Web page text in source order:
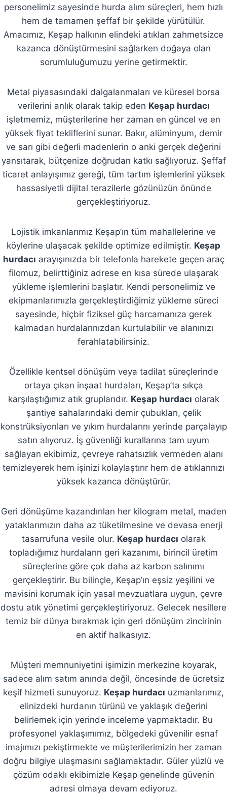
personelimiz sayesinde hurda alım süreçleri, hem hızlı
hem de tamamen şeffaf bir şekilde yürütülür.
Amacımız, Keşap halkının elindeki atıkları zahmetsizce
kazanca dönüştürmesini sağlarken doğaya olan
sorumluluğumuzu yerine getirmektir.
Metal piyasasındaki dalgalanmaları ve küresel borsa
verilerini anlık olarak takip eden Keşap hurdacı
işletmemiz, müşterilerine her zaman en güncel ve en
yüksek fiyat tekliflerini sunar. Bakır, alüminyum, demir
ve sarı gibi değerli madenlerin o anki gerçek değerini
yansıtarak, bütçenize doğrudan katkı sağlıyoruz. Şeffaf
ticaret anlayışımız gereği, tüm tartım işlemlerini yüksek
hassasiyetli dijital terazilerle gözünüzün önünde
gerçekleştiriyoruz.
Lojistik imkanlarımız Keşap’ın tüm mahallelerine ve
köylerine ulaşacak şekilde optimize edilmiştir. Keşap
hurdacı arayışınızda bir telefonla harekete geçen araç
filomuz, belirttiğiniz adrese en kısa sürede ulaşarak
yükleme işlemlerini başlatır. Kendi personelimiz ve
ekipmanlarımızla gerçekleştirdiğimiz yükleme süreci
sayesinde, hiçbir fiziksel güç harcamanıza gerek
kalmadan hurdalarınızdan kurtulabilir ve alanınızı
ferahlatabilirsiniz.
Özellikle kentsel dönüşüm veya tadilat süreçlerinde
ortaya çıkan inşaat hurdaları, Keşap’ta sıkça
karşılaştığımız atık gruplarıdır. Keşap hurdacı olarak
şantiye sahalarındaki demir çubukları, çelik
konstrüksiyonları ve yıkım hurdalarını yerinde parçalayıp
satın alıyoruz. İş güvenliği kurallarına tam uyum
sağlayan ekibimiz, çevreye rahatsızlık vermeden alanı
temizleyerek hem işinizi kolaylaştırır hem de atıklarınızı
yüksek kazanca dönüştürür.
Geri dönüşüme kazandırılan her kilogram metal, maden
yataklarımızın daha az tüketilmesine ve devasa enerji
tasarrufuna vesile olur. Keşap hurdacı olarak
topladığımız hurdaların geri kazanımı, birincil üretim
süreçlerine göre çok daha az karbon salınımı
gerçekleştirir. Bu bilinçle, Keşap’ın eşsiz yeşilini ve
mavisini korumak için yasal mevzuatlara uygun, çevre
dostu atık yönetimi gerçekleştiriyoruz. Gelecek nesillere
temiz bir dünya bırakmak için geri dönüşüm zincirinin
en aktif halkasıyız.
Müşteri memnuniyetini işimizin merkezine koyarak,
sadece alım satım anında değil, öncesinde de ücretsiz
keşif hizmeti sunuyoruz. Keşap hurdacı uzmanlarımız,
elinizdeki hurdanın türünü ve yaklaşık değerini
belirlemek için yerinde inceleme yapmaktadır. Bu
profesyonel yaklaşımımız, bölgedeki güvenilir esnaf
imajımızı pekiştirmekte ve müşterilerimizin her zaman
doğru bilgiye ulaşmasını sağlamaktadır. Güler yüzlü ve
çözüm odaklı ekibimizle Keşap genelinde güvenin
adresi olmaya devam ediyoruz.